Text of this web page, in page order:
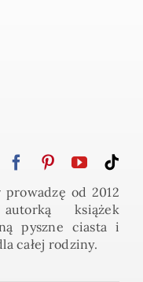
prowadzę od 2012
książek
pyszne ciasta i
całej rodziny.